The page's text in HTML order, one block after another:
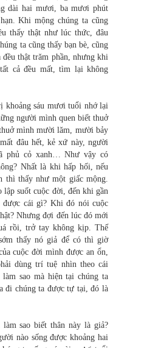
dài hai mươi, ba mươi phút
Khi mộng chúng ta cũng
thấy thật như lúc thức, đâu
ta cũng thấy bạn bè, cũng
thật trăm phần, nhưng khi
cả đều mất, tìm lại không
khoảng sáu mươi tuổi nhớ lại
người mình quen biết thuở
mình mười lăm, mười bảy
đâu hết, kẻ xứ này, người
phủ cỏ xanh… Như vậy có
Nhất là khi hấp hối, nếu
thì thấy như một giấc mộng.
suốt cuộc đời, đến khi gần
cái gì? Khi đó nói cuộc
Nhưng đợi đến lúc đó mới
rồi, trở tay không kịp. Thế
thấy nó giả để có thì giờ
cuộc đời mình được an ổn,
dùng trí tuệ nhìn theo cái
sao mà hiện tại chúng ta
đi chúng ta được tự tại, đó là
sao biết thân này là giả?
nào sống được khoảng hai